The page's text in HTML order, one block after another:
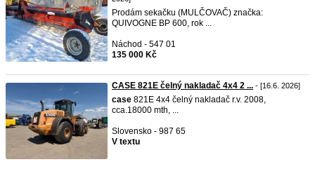
Prodám sekačku (MULČOVAČ) značka:
QUIVOGNE BP 600, rok ...
Náchod - 547 01
135 000 Kč
CASE 821E čelný nakladač 4x4 2 ... - [16.6. 2026]
case 821E 4x4 čelný nakladač r.v. 2008,
cca.18000 mth, ...
Slovensko - 987 65
V textu